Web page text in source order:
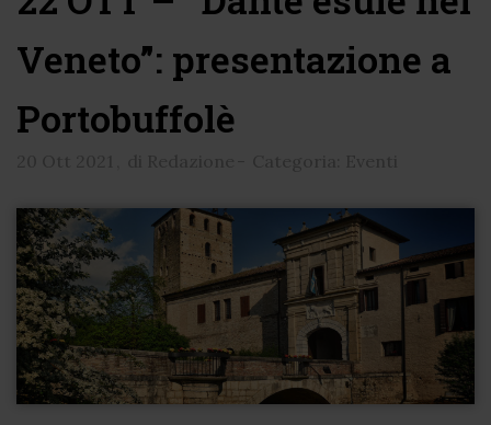
Veneto”: presentazione a
Portobuffolè